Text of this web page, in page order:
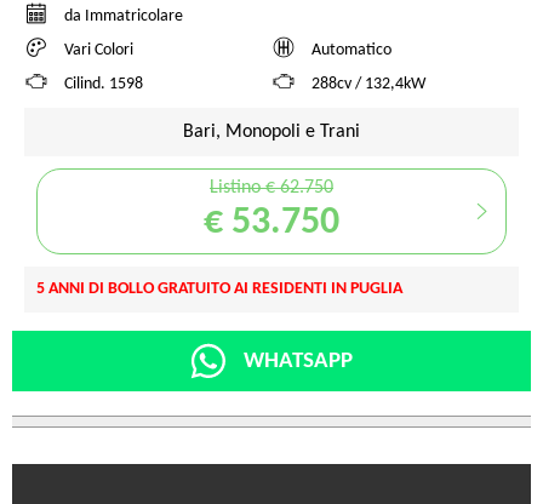
da Immatricolare
Vari Colori
Automatico
Cilind. 1598
288cv / 132,4kW
Bari, Monopoli e Trani
Listino € 62.750
€ 53.750
5 ANNI DI BOLLO GRATUITO AI RESIDENTI IN PUGLIA
WHATSAPP